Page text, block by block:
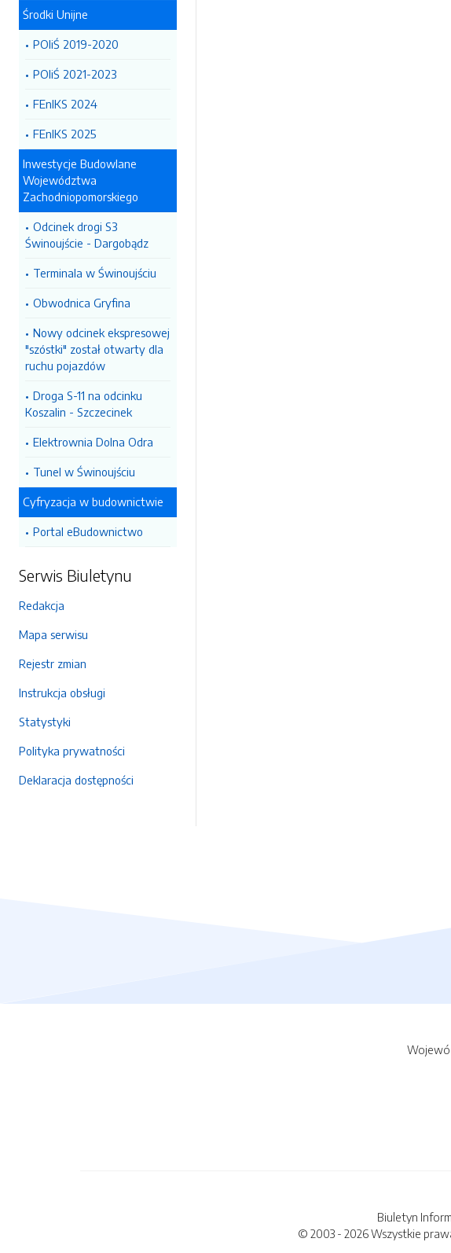
Środki Unijne
POIiŚ 2019-2020
POIiŚ 2021-2023
FEnIKS 2024
FEnIKS 2025
Inwestycje Budowlane
Województwa
Zachodniopomorskiego
Odcinek drogi S3
Świnoujście - Dargobądz
Terminala w Świnoujściu
Obwodnica Gryfina
Nowy odcinek ekspresowej
"szóstki" został otwarty dla
ruchu pojazdów
Droga S-11 na odcinku
Koszalin - Szczecinek
Elektrownia Dolna Odra
Tunel w Świnoujściu
Cyfryzacja w budownictwie
Portal eBudownictwo
Serwis Biuletynu
Redakcja
Mapa serwisu
Rejestr zmian
Instrukcja obsługi
Statystyki
Polityka prywatności
Deklaracja dostępności
Biuletyn
© 2003 - 2026 Wszystkie